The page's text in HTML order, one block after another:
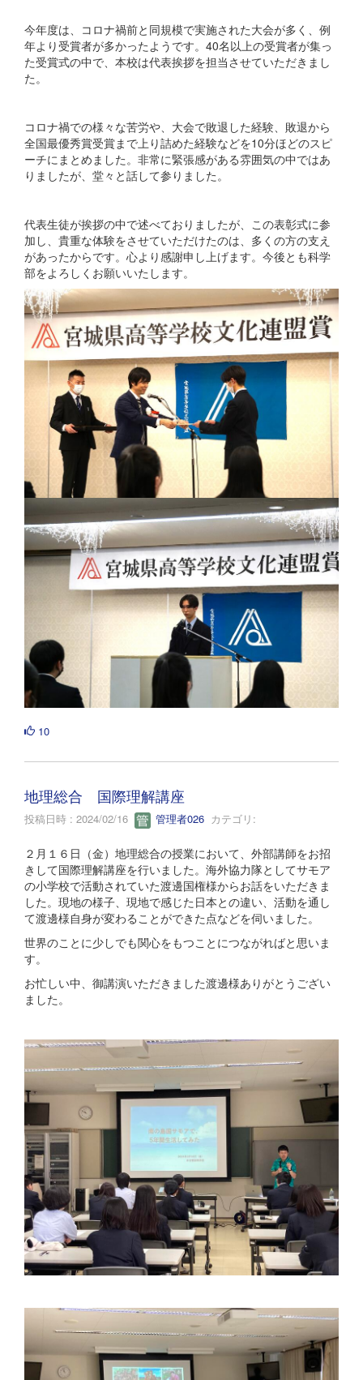
今年度は、コロナ禍前と同規模で実施された大会が多く、例
年より受賞者が多かったようです。40名以上の受賞者が集っ
た受賞式の中で、本校は代表挨拶を担当させていただきまし
た。
コロナ禍での様々な苦労や、大会で敗退した経験、敗退から
全国最優秀賞受賞まで上り詰めた経験などを10分ほどのスピ
ーチにまとめました。非常に緊張感がある雰囲気の中ではあ
りましたが、堂々と話して参りました。
代表生徒が挨拶の中で述べておりましたが、この表彰式に参
加し、貴重な体験をさせていただけたのは、多くの方の支え
があったからです。心より感謝申し上げます。今後とも科学
部をよろしくお願いいたします。
10
地理総合 国際理解講座
投稿日時 : 2024/02/16 管理者026 カテゴリ:
２月１６日（金）地理総合の授業において、外部講師をお招
きして国際理解講座を行いました。海外協力隊としてサモア
の小学校で活動されていた渡邊国権様からお話をいただきま
した。現地の様子、現地で感じた日本との違い、活動を通し
て渡邊様自身が変わることができた点などを伺いました。
世界のことに少しでも関心をもつことにつながればと思いま
す。
お忙しい中、御講演いただきました渡邊様ありがとうござい
ました。